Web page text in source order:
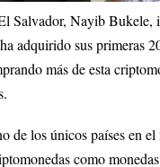
Salvador, Nayib Bukele,
adquirido sus primeras
más de esta
de los únicos países en
como